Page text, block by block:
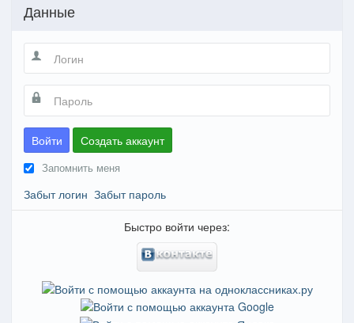
Данные
Войти Создать аккаунт
Запомнить меня
Забыт логин Забыт пароль
Быстро войти через: